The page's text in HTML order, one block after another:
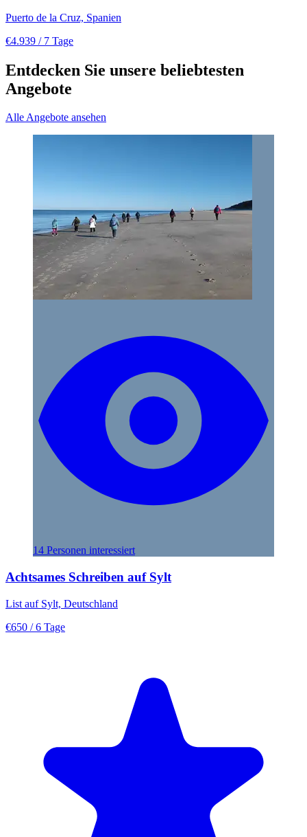
Puerto de la Cruz, Spanien
€4.939 / 7 Tage
Entdecken Sie unsere beliebtesten
Angebote
Alle Angebote ansehen
14 Personen interessiert
Achtsames Schreiben auf Sylt
List auf Sylt, Deutschland
€650 / 6 Tage